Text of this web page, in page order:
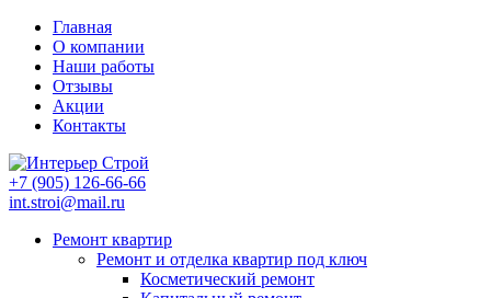
Главная
О компании
Наши работы
Отзывы
Акции
Контакты
+7 (905) 126-66-66
int.stroi@mail.ru
Ремонт квартир
Ремонт и отделка квартир под ключ
Косметический ремонт